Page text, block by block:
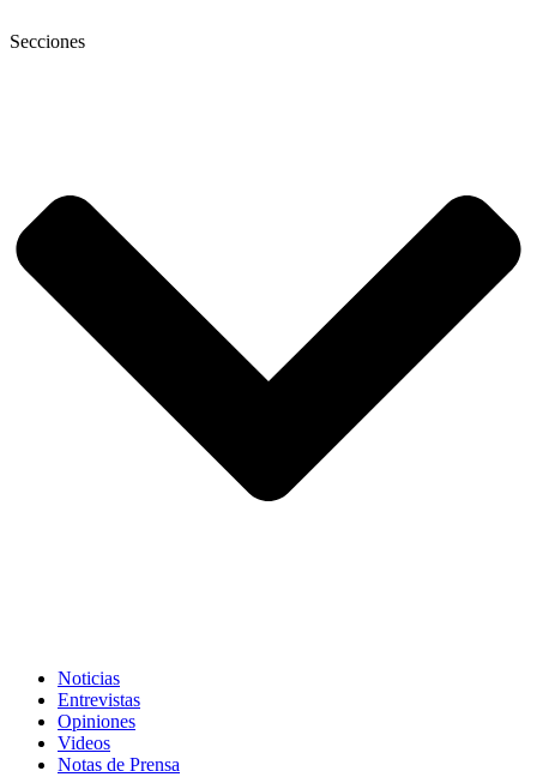
Secciones
Noticias
Entrevistas
Opiniones
Videos
Notas de Prensa